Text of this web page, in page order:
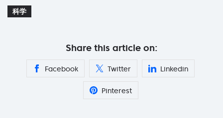
科学
Share this article on:
Facebook Twitter Linkedin
Pinterest